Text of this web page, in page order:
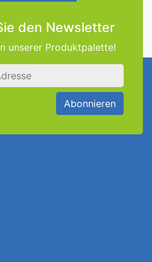
den Newsletter
unserer Produktpalette!
Abonnieren